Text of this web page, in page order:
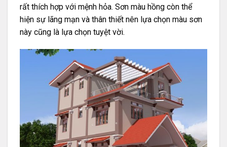
rất thích hợp với mệnh hỏa. Sơn màu hồng còn thể
hiện sự lãng mạn và thân thiết nên lựa chọn màu sơn
này cũng là lựa chọn tuyệt vời.